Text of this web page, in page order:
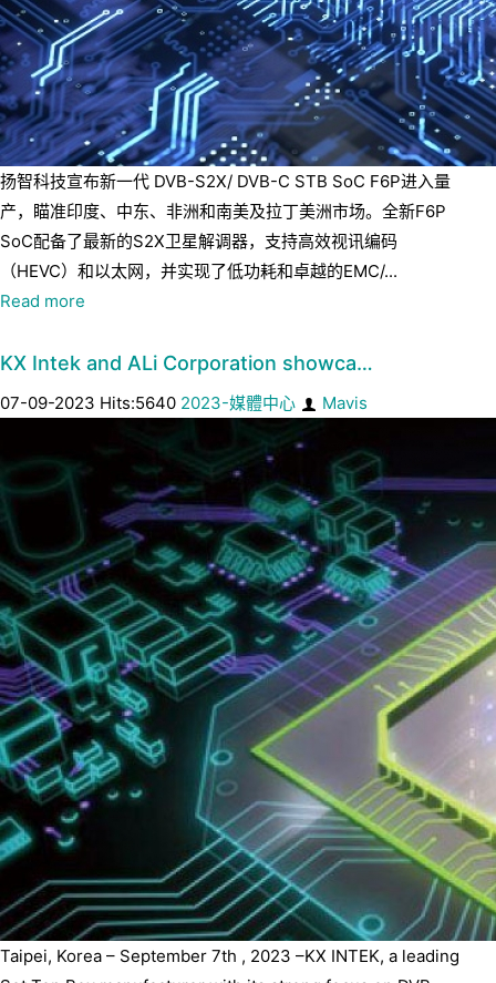
扬智科技宣布新一代 DVB-S2X/ DVB-C STB SoC F6P进入量
产，瞄准印度、中东、非洲和南美及拉丁美洲市场。全新F6P
SoC配备了最新的S2X卫星解调器，支持高效视讯编码
（HEVC）和以太网，并实现了低功耗和卓越的EMC/...
Read more
KX Intek and ALi Corporation showca…
07-09-2023 Hits:5640 2023-媒體中心 Mavis
Taipei, Korea – September 7th , 2023 –KX INTEK, a leading